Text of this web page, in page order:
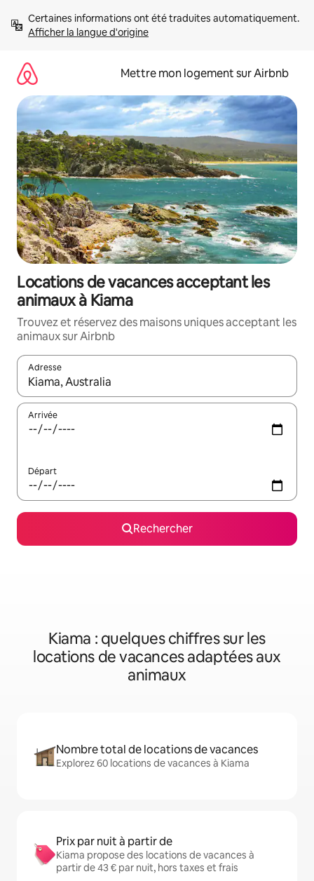
directement
Afficher la langue d'origine
Mettre mon logement sur Airbnb
Locations de vacances acceptant les
animaux à Kiama
Trouvez et réservez des maisons uniques acceptant les
animaux sur Airbnb
Adresse
Lorsque les résultats s'affichent, utilisez les flèches vers le
Arrivée
Départ
Rechercher
Kiama : quelques chiffres sur les
locations de vacances adaptées aux
animaux
Nombre total de locations de vacances
Explorez 60 locations de vacances à Kiama
Prix par nuit à partir de
Kiama propose des locations de vacances à
partir de 43 € par nuit, hors taxes et frais